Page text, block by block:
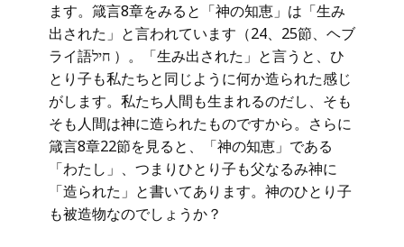
ます。箴言8章をみると「神の知恵」は「生み
出された」と言われています（24、25節、ヘブ
ライ語חיל ）。「生み出された」と言うと、ひ
とり子も私たちと同じように何か造られた感じ
がします。私たち人間も生まれるのだし、そも
そも人間は神に造られたものですから。さらに
箴言8章22節を見ると、「神の知恵」である
「わたし」、つまりひとり子も父なるみ神に
「造られた」と書いてあります。神のひとり子
も被造物なのでしょうか？